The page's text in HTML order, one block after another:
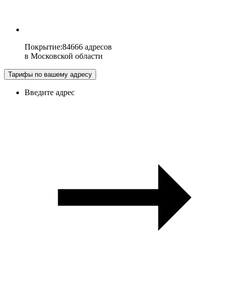
Покрытие:84666 адресов
в Московской области
Тарифы по вашему адресу
Введите адрес